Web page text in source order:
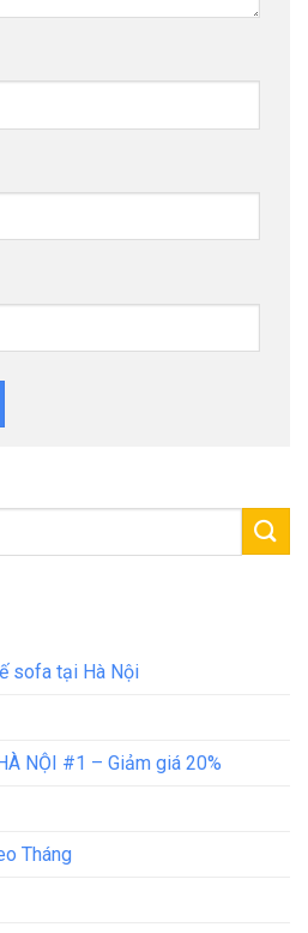
sofa tại Hà Nội
NỘI #1 – Giảm giá 20%
Tháng